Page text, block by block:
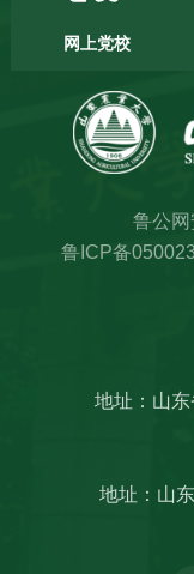
网上党校
鲁公
鲁ICP备
地址：山
地址：山